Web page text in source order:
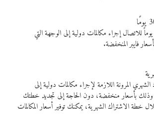
تتيح لك خطة الـ 30 يوماً للاتصال إجراء مكالمات دولية إلى الوجهة التي
المرونة اللازمة لإجراء مكالمات دولية إلى
وذلك بأسعار منخفضة، دون الحاجة إلى تجديد خطتك
الاشتراك الشهرية، يمكنك توفير أسعار المكالمات